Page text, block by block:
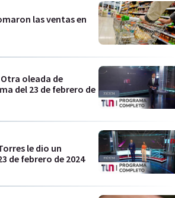
las ventas en
oleada de
del 23 de febrero de
le dio un
de febrero de 2024